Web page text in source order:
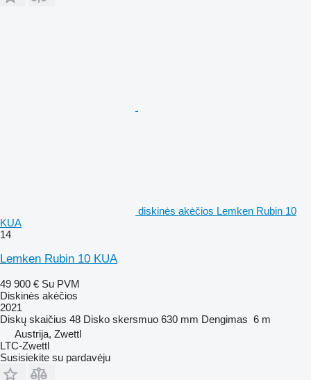
diskinės akėčios Lemken Rubin 10
KUA
14
Lemken Rubin 10 KUA
49 900 € Su PVM
Diskinės akėčios
2021
Diskų skaičius 48 Disko skersmuo 630 mm Dengimas 6 m
Austrija, Zwettl
LTC-Zwettl
Susisiekite su pardavėju